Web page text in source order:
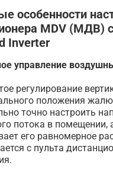
особенности
MDV (МДВ)
Inverter
управление
регулирование
положения
точно настроить
потока в помещении,
его равномерное
с пульта